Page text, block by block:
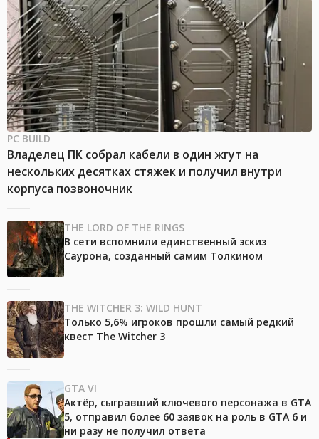
PC BUILD
Владелец ПК собрал кабели в один жгут на
нескольких десятках стяжек и получил внутри
корпуса позвоночник
THE LORD OF THE RINGS
В сети вспомнили единственный эскиз
Саурона, созданный самим Толкином
THE WITCHER 3: WILD HUNT
Только 5,6% игроков прошли самый редкий
квест The Witcher 3
GTA VI
Актёр, сыгравший ключевого персонажа в GTA
5, отправил более 60 заявок на роль в GTA 6 и
ни разу не получил ответа